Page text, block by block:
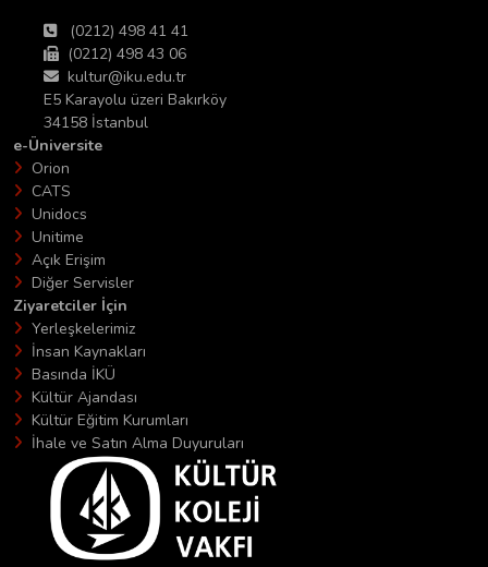
(0212) 498 41 41
(0212) 498 43 06
kultur@iku.edu.tr
E5 Karayolu üzeri Bakırköy
34158 İstanbul
e-Üniversite
Orion
CATS
Unidocs
Unitime
Açık Erişim
Diğer Servisler
Ziyaretciler İçin
Yerleşkelerimiz
İnsan Kaynakları
Basında İKÜ
Kültür Ajandası
Kültür Eğitim Kurumları
İhale ve Satın Alma Duyuruları